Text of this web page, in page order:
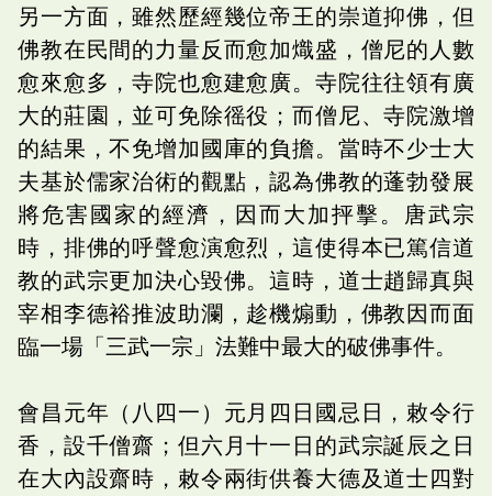
另一方面，雖然歷經幾位帝王的崇道抑佛，但
佛教在民間的力量反而愈加熾盛，僧尼的人數
愈來愈多，寺院也愈建愈廣。寺院往往領有廣
大的莊園，並可免除徭役；而僧尼、寺院激增
的結果，不免增加國庫的負擔。當時不少士大
夫基於儒家治術的觀點，認為佛教的蓬勃發展
將危害國家的經濟，因而大加抨擊。唐武宗
時，排佛的呼聲愈演愈烈，這使得本已篤信道
教的武宗更加決心毀佛。這時，道士趙歸真與
宰相李德裕推波助瀾，趁機煽動，佛教因而面
臨一場「三武一宗」法難中最大的破佛事件。
會昌元年（八四一）元月四日國忌日，敕令行
香，設千僧齋；但六月十一日的武宗誕辰之日
在大內設齋時，敕令兩街供養大德及道士四對